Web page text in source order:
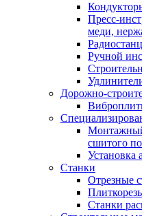
Пресс-
меди,
Ручной
Дорожно-
Монтажный
сшитого
Установка
Станки
Отрезные
Станки